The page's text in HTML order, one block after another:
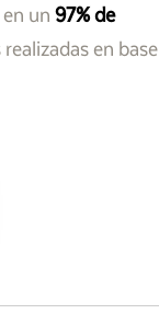
un 97% de
en base